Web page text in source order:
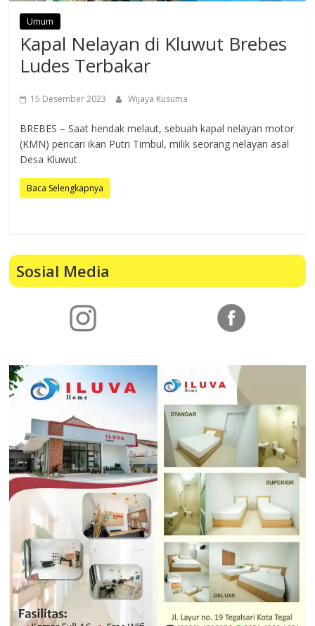
Umum
Kapal Nelayan di Kluwut Brebes
Ludes Terbakar
15 Desember 2023 Wijaya Kusuma
BREBES – Saat hendak melaut, sebuah kapal nelayan motor
(KMN) pencari ikan Putri Timbul, milik seorang nelayan asal
Desa Kluwut
Baca Selengkapnya
Sosial Media